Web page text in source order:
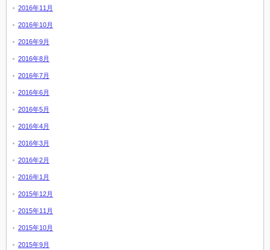
2016年11月
2016年10月
2016年9月
2016年8月
2016年7月
2016年6月
2016年5月
2016年4月
2016年3月
2016年2月
2016年1月
2015年12月
2015年11月
2015年10月
2015年9月